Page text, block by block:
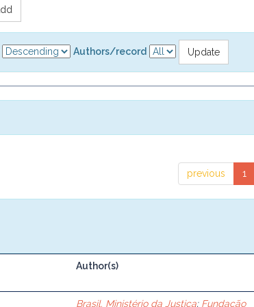
Authors/record
previous 1
Author(s)
Brasil. Ministério da Justiça; Fundação